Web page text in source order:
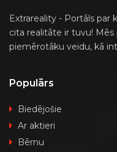
Extrareality - Portāls
cita realitāte ir tuvu!
piemērotāku veidu, kā
Populārs
Biedējošie
Ar aktieri
Bērnu